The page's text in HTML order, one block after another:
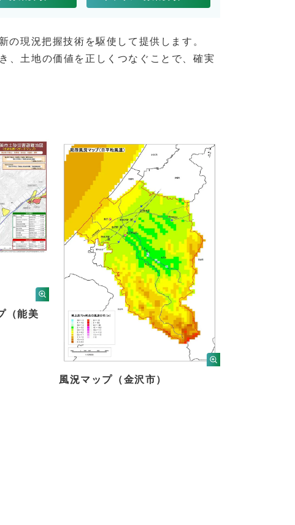
現況把握技術を駆使して提供します。
、土地の価値を正しくつなぐことで、確実
（能美
風況マップ（金沢市）